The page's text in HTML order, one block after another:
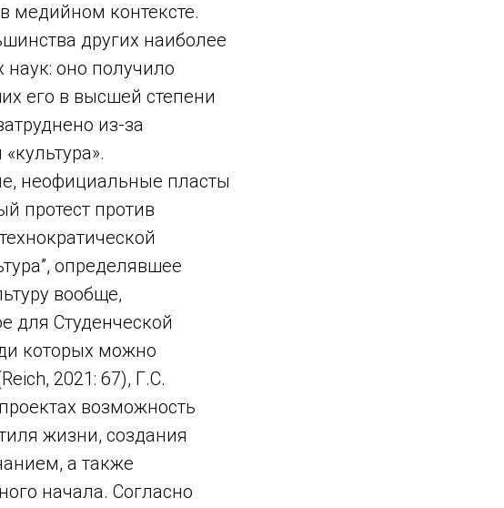
медийном контексте.
других наиболее
оно получило
его в высшей степени
из-за
неофициальные пласты
протест против
определявшее
вообще,
для Студенческой
которых можно
2021: 67), Г.С.
возможность
жизни, создания
а также
начала. Согласно